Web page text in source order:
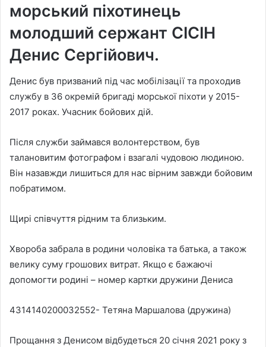
морський піхотинець
молодший сержант СІСІН
Денис Сергійович.
Денис був призваний під час мобілізації та проходив
службу в 36 окремій бригаді морської піхоти у 2015-
2017 роках. Учасник бойових дій.
Після служби займався волонтерством, був
талановитим фотографом і взагалі чудовою людиною.
Він назавжди лишиться для нас вірним завжди бойовим
побратимом.
Щирі співчуття рідним та близьким.
Хвороба забрала в родини чоловіка та батька, а також
велику суму грошових витрат. Якщо є бажаючі
допомогти родині – номер картки дружини Дениса
4314140200032552- Тетяна Маршалова (дружина)
Прощання з Денисом відбудеться 20 січня 2021 року з